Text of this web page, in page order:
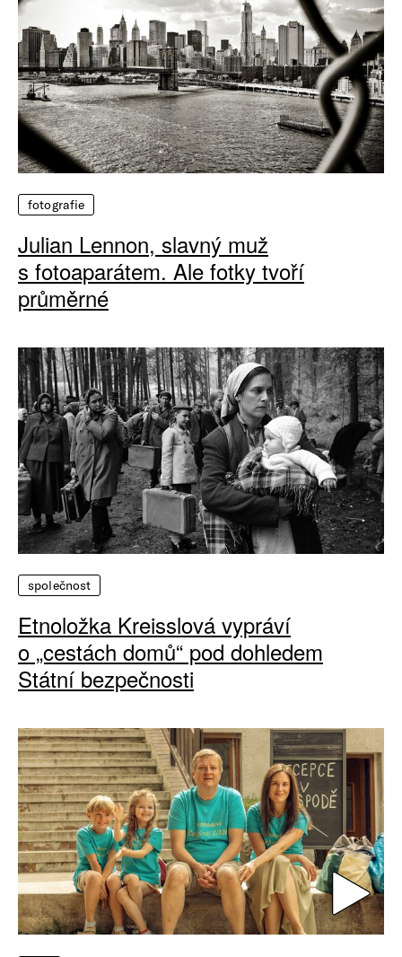
fotografie
Julian Lennon, slavný muž
s fotoaparátem. Ale fotky tvoří
průměrné
společnost
Etnoložka Kreisslová vypráví
o „cestách domů“ pod dohledem
Státní bezpečnosti